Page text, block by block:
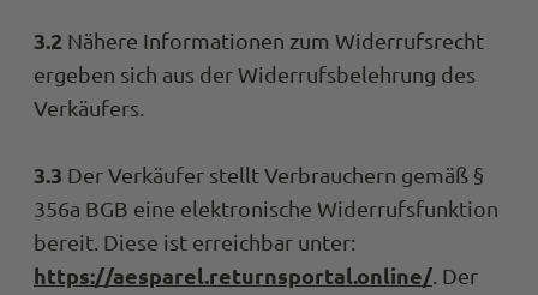
3.2 Nähere Informationen zum Widerrufsrecht
ergeben sich aus der Widerrufsbelehrung des
Verkäufers.
3.3 Der Verkäufer stellt Verbrauchern gemäß §
356a BGB eine elektronische Widerrufsfunktion
bereit. Diese ist erreichbar unter:
https://aesparel.returnsportal.online/ . Der